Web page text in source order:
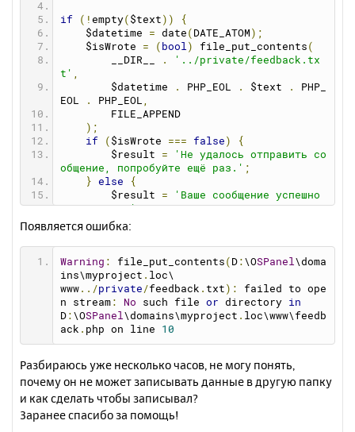
if (! empty( $text ))
{
    $datetime
= date ( DATE_ATOM );
    $isWrote
= ( bool ) file_put_contents (
        __DIR__
.
'../private/feedback.tx
t' ,
        $datetime
. PHP_EOL . $text .
PHP_
EOL
. PHP_EOL ,
        FILE_APPEND
);
if
( $isWrote === false )
{
        $result
=
'Не удалось отправить со
общение, попробуйте ещё раз.' ;
} else
{
        $result
=
'Ваше сообщение успешно
отправлено!';
}
?>
<html>
<head>
<title>Обратная связь</title>
</head>
<body>
<div
style "text - align
<h1>Форма обратной связи</h1>
<div><b><?= $result ?> </b></div><br>
<?php endif; ?>
<form action="feedback.php"
st">
for
Появляется ошибка:
Warning : file_put_contents ( D : \OSPanel\doma
ins\myproject . loc\
www ../private /feedback . txt ):
failed to ope
n stream : No such file or directory in
D : \OSPanel\domains\myproject . loc\www\feedb
ack . php on line 10
Разбираюсь уже несколько часов, не могу понять,
почему он не может записывать данные в другую папку
и как сделать чтобы записывал?
Заранее спасибо за помощь!